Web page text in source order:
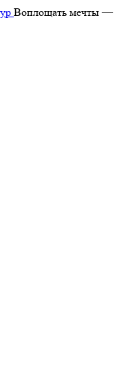
Воплощать мечты —